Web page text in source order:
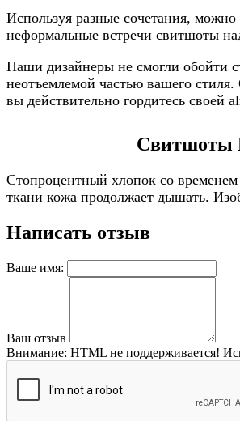
Используя разные сочетания,
неформальные встречи свитшоты
Наши дизайнеры не смогли обойти
неотъемлемой частью вашего
вы действительно гордитесь своей
Свитшоты
Стопроцентный хлопок со временем
ткани кожа продолжает дышать.
Написать отзыв
Ваше имя:
Ваш отзыв
Внимание: HTML не поддерживается!